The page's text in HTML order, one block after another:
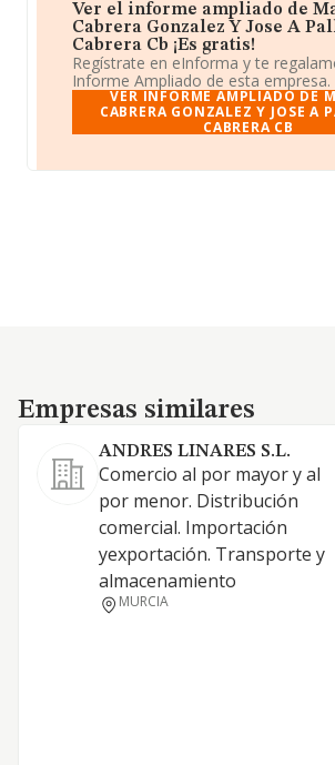
Ver el informe ampliado de
Cabrera Gonzalez Y Jose A
Cabrera Cb ¡Es gratis!
Regístrate en eInforma y te
Informe Ampliado de esta empresa.
VER INFORME AMPLIADO DE
CABRERA GONZALEZ Y JOSE A
CABRERA CB
Empresas similares
Empresas similares
ANDRES LINARES S.L.
Comercio al por mayor y al
por menor. Distribución
comercial. Importación
yexportación. Transporte y
almacenamiento
MURCIA